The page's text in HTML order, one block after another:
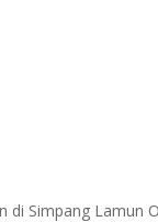
di Simpang Lamun